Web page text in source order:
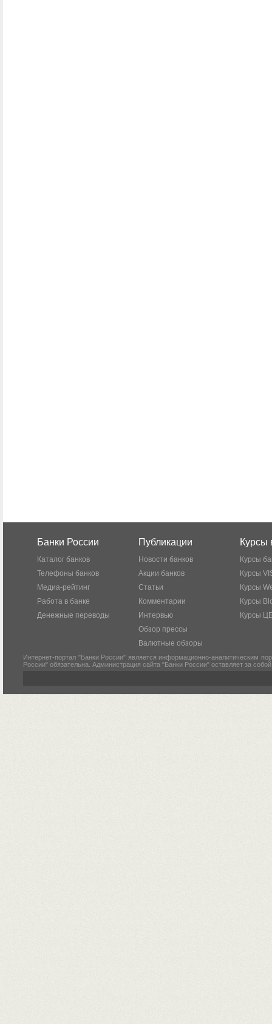
Банки России
Каталог банков
Телефоны банков
Медиа-рейтинг
Работа в банке
Денежные переводы
Публикации
Новости банков
Акции банков
Статьи
Комментарии
Интервью
Обзор прессы
Валютные обзоры
Курсы
Курсы
Курсы
Курсы
Курсы
Курсы
Интернет-портал "Банки России" является информационно-аналитическим
России" обязательна. Администрация сайта "Банки России" оставляет за